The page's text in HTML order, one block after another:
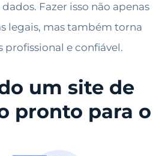
Fazer isso não apenas
legais, mas também torna
profissional e confiável.
um site de
pronto para o